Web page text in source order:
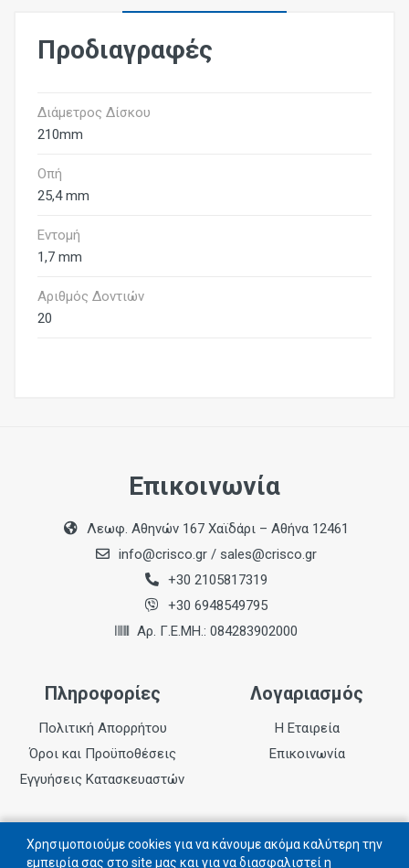
Προδιαγραφές
Διάμετρος Δίσκου
210mm
Οπή
25,4 mm
Εντομή
1,7 mm
Αριθμός Δοντιών
20
Επικοινωνία
Λεωφ. Αθηνών 167 Χαϊδάρι – Αθήνα 12461
info@crisco.gr / sales@crisco.gr
+30 2105817319
+30 6948549795
Αρ. Γ.Ε.ΜΗ.: 084283902000
Πληροφορίες
Πολιτική Απορρήτου
Όροι και Προϋποθέσεις
Εγγυήσεις Κατασκευαστών
Λογαριασμός
Η Εταιρεία
Επικοινωνία
Follow us
Χρησιμοποιούμε cookies για να κάνουμε ακόμα καλύτερη την
εμπειρία σας στο site μας και για να διασφαλιστεί η